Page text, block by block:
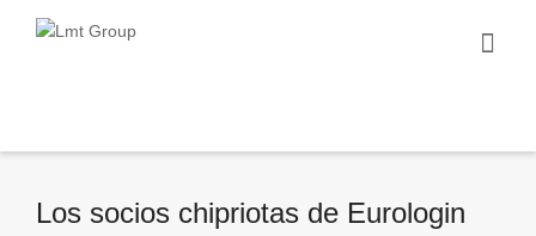
Los socios chipriotas de Eurologin